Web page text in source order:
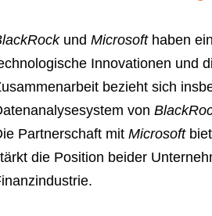
und Microsofthaben
Innovationen und
bezieht sich
von
Partnerschaft mit Microsoft
die Position beider